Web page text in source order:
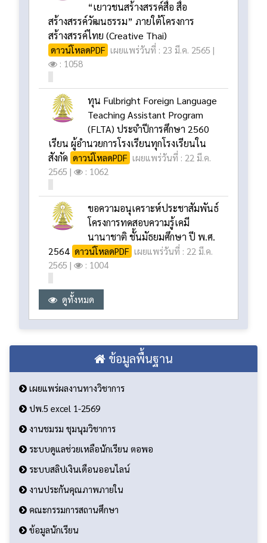
“เยาวชนสร้างสรรค์สื่อ สื่อ
สร้างสรรค์วัฒนธรรม” ภายใต้โครงการ
สร้างสรรค์ไทย (Creative Thai)
ดาวน์โหลดPDF เผยแพร่วันที่ : 23 มี.ค. 2565 |
: 1058
ทุน Fulbright Foreign Language
Teaching Assistant Program
(FLTA) ประจําปีการศึกษา 2560
เรียน ผู้อํานวยการโรงเรียนทุกโรงเรียนใน
สังกัด ดาวน์โหลดPDF เผยแพร่วันที่ : 22 มี.ค.
2565 |
: 1062
ขอความอนุเคราะห์ประชาสัมพันธ์
โครงการทดสอบความรู้เคมี
นานาชาติ ชั้นมัธยมศึกษา ปี พ.ศ.
2564 ดาวน์โหลดPDF เผยแพร่วันที่ : 22 มี.ค.
2565 |
: 1004
ดูทั้งหมด
ข้อมูลพื้นฐาน
เผยแพร่ผลงานทางวิชาการ
ปพ.5 excel 1-2569
งานชมรม ชุมนุมวิชาการ
ระบบดูแลช่วยเหลือนักเรียน ตอพอ
ระบบสลิปเงินเดือนออนไลน์
งานประกันคุณภาพภายใน
คณะกรรมการสถานศึกษา
ข้อมูลนักเรียน